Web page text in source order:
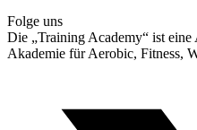
Folge uns
Die „Training Academy“ ist
Akademie für Aerobic, Fitness,